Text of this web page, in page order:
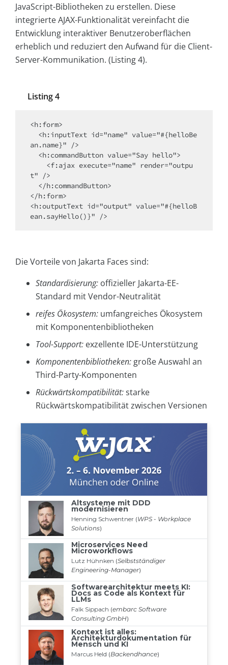
JavaScript-Bibliotheken zu erstellen. Diese
integrierte AJAX-Funktionalität vereinfacht die
Entwicklung interaktiver Benutzeroberflächen
erheblich und reduziert den Aufwand für die Client-
Server-Kommunikation. (Listing 4).
Listing 4
<h:form>
an.name}" />
t" />
</h:form>
<h:outputText id="output" value="#{helloB
Die Vorteile von Jakarta Faces sind:
Standardisierung: offizieller Jakarta-EE-
Standard mit Vendor-Neutralität
reifes Ökosystem: umfangreiches Ökosystem
mit Komponentenbibliotheken
Tool-Support: exzellente IDE-Unterstützung
Komponentenbibliotheken: große Auswahl an
Third-Party-Komponenten
Rückwärtskompatibilität:starke
Rückwärtskompatibilität zwischen Versionen